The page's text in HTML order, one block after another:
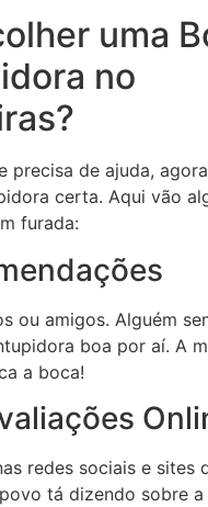
uma
no
precisa de ajuda,
certa. Aqui vão
furada:
ou amigos. Alguém
boa por aí. A
a boca!
redes sociais e sites
tá dizendo sobre a